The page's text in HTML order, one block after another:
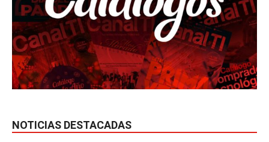
NOTICIAS DESTACADAS